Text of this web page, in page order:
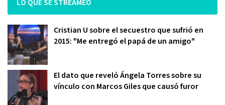
LO QUE SE STREAMEO
Cristian U sobre el secuestro que sufrió en
2015: "Me entregó el papá de un amigo"
El dato que reveló Ángela Torres sobre su
vínculo con Marcos Giles que causó furor